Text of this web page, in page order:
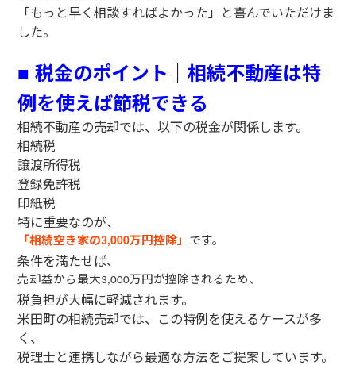
「もっと早く相談すればよかった」と喜んでいただけま
した。
■税金のポイント｜相続不動産は特
例を使えば節税できる
相続不動産の売却では、以下の税金が関係します。
相続税
譲渡所得税
登録免許税
印紙税
特に重要なのが、
「相続空き家の3,000万円控除」 です。
条件を満たせば、
売却益から最大3,000万円が控除されるため、
税負担が大幅に軽減されます。
米田町の相続売却では、この特例を使えるケースが多
く、
税理士と連携しながら最適な方法をご提案しています。